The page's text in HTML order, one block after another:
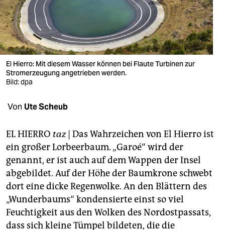
wahrheit
verlag
verlag
veranstaltungen
unterstützen
genossenschaft
epaper login
El Hierro: Mit diesem Wasser können bei Flaute Turbinen zur
Stromerzeugung angetrieben werden.
Bild: dpa
Von Ute Scheub
EL HIERRO taz| Das Wahrzeichen von El Hierro ist
ein großer Lorbeerbaum. „Garoé“ wird der
genannt, er ist auch auf dem Wappen der Insel
abgebildet. Auf der Höhe der Baumkrone schwebt
dort eine dicke Regenwolke. An den Blättern des
„Wunderbaums“ kondensierte einst so viel
Feuchtigkeit aus den Wolken des Nordostpassats,
dass sich kleine Tümpel bildeten, die die